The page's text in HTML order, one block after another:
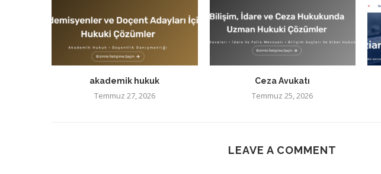
akademik hukuk
Temmuz 27, 2026
Ceza Avukatı
Temmuz 25, 2026
LEAVE A COMMENT